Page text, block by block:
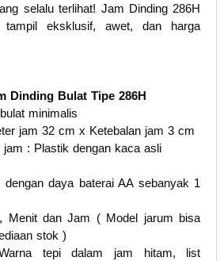
selalu terlihat! Jam Dinding 286H
eksklusif, awet, dan harga
Dinding Bulat Tipe 286H
minimalis
jam 32 cm x Ketebalan jam 3 cm
: Plastik dengan kaca asli
daya baterai AA sebanyak 1
Menit dan Jam ( Model jarum bisa
stok )
tepi dalam jam hitam, list